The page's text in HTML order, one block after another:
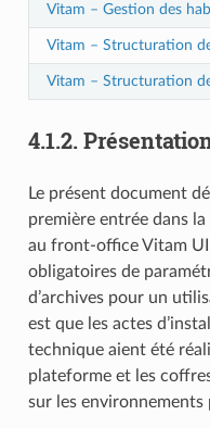
Vitam – Gestion des
Vitam – Structuration
Vitam – Structuration
4.1.2.
Le présent document
première entrée dans
au front-office Vitam
obligatoires de
d’archives pour un
est que les actes
technique aient été
plateforme et les
sur les environnements